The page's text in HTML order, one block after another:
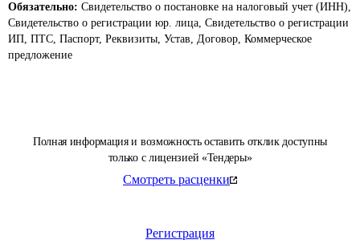
Полная информация и возможность оставить отклик доступны
только с лицензией «Тендеры»
Смотреть расценки
Регистрация
Обязательно: Свидетельство о постановке на налоговый учет (ИНН),
Свидетельство о регистрации юр. лица, Свидетельство о регистрации
ИП, ПТС, Паспорт, Реквизиты, Устав, Договор, Коммерческое
предложение